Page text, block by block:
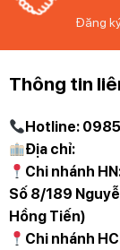
–Máy hút
là hút đẩy
15 cm và chế
kèm máy).
lựa chọn cách
Đăng
Thông tin
Hotline:
Địa chỉ:
Chi nhánh
Số 8/189
Hồng Tiến)
Chi nhánh